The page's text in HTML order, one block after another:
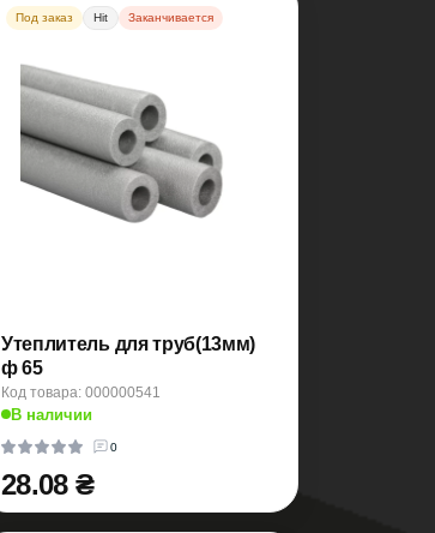
Под заказ Hit Заканчивается
Утеплитель для труб(13мм)
ф 65
Код товара: 000000541
В наличии
0
28.08 ₴